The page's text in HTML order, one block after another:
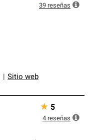
Sitio web
39 reseñas
★ 5
4 reseñas